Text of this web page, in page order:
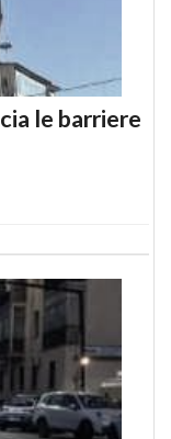
le barriere